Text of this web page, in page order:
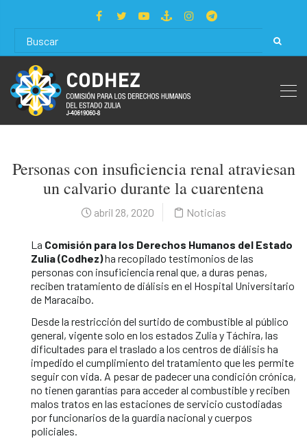
Personas con insuficiencia renal atraviesan
un calvario durante la cuarentena
abril 28, 2020 Noticias
La Comisión para los Derechos Humanos del Estado
Zulia (Codhez)ha recopilado testimonios de las
personas con insuficiencia renal que, a duras penas,
reciben tratamiento de diálisis en el Hospital Universitario
de Maracaibo.
Desde la restricción del surtido de combustible al público
general, vigente solo en los estados Zulia y Táchira, las
dificultades para el traslado a los centros de diálisis ha
impedido el cumplimiento del tratamiento que les permite
seguir con vida. A pesar de padecer una condición crónica,
no tienen garantías para acceder al combustible y reciben
malos tratos en las estaciones de servicio custodiadas
por funcionarios de la guardia nacional y cuerpos
policiales.